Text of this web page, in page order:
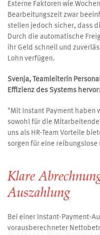
Externe Faktoren wie
Bearbeitungszeit zwar
stellen jedoch sicher, dass
Durch die automatische
ihr Geld schnell und
Lohn verfügen.
Svenja, Teamleiterin
Effizienz des Systems hervor:
"Mit Instant Payment haben
sowohl für die
uns als HR-Team Vorteile
sorgen für eine
Klare
Auszahlung
Bei einer Instant-Payment-
vorausberechneter